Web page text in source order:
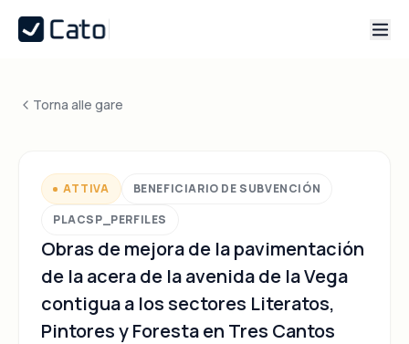
Torna alle gare
ATTIVA
BENEFICIARIO DE SUBVENCIÓN
PLACSP_PERFILES
Obras de mejora de la pavimentación
de la acera de la avenida de la Vega
contigua a los sectores Literatos,
Pintores y Foresta en Tres Cantos